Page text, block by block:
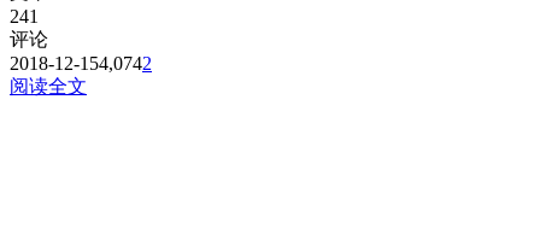
241
评论
2018-12-154,0742
阅读全文